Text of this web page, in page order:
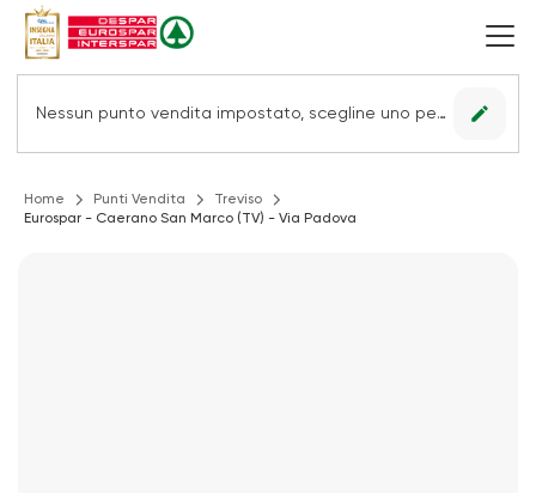
Nessun punto vendita impostato, scegline uno per vedere le offerte. edit
Home Punti Vendita
Treviso
Eurospar - Caerano San Marco (TV) - Via Padova